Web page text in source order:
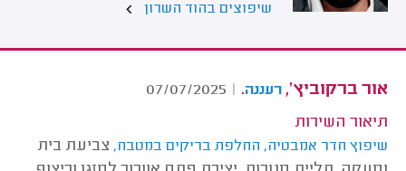
שיפוצים בהוד השרון
אור ברקוביץ', רעננה.
|
07/07/2025
תיאור השירות
שיפוץ חדר אמבטיה, החלפת בריקים במטבח, צביעת בית